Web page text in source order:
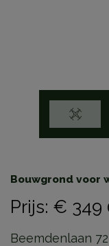
Bouwgrond voor
Prijs: € 349
Beemdenlaan